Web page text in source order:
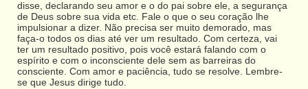
disse, declarando seu amor e o do pai sobre ele, a segurança
de Deus sobre sua vida etc. Fale o que o seu coração lhe
impulsionar a dizer. Não precisa ser muito demorado, mas
faça-o todos os dias até ver um resultado. Com certeza, vai
ter um resultado positivo, pois você estará falando com o
espírito e com o inconsciente dele sem as barreiras do
consciente. Com amor e paciência, tudo se resolve. Lembre-
se que Jesus dirige tudo.